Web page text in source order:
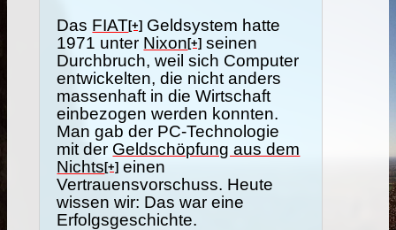
Das FIAT[+] Geldsystem hatte
1971 unter Nixon[+] seinen
Durchbruch, weil sich Computer
entwickelten, die nicht anders
massenhaft in die Wirtschaft
einbezogen werden konnten.
Man gab der PC-Technologie
mit der Geldschöpfung aus dem
Nichts[+] einen
Vertrauensvorschuss. Heute
wissen wir: Das war eine
Erfolgsgeschichte.